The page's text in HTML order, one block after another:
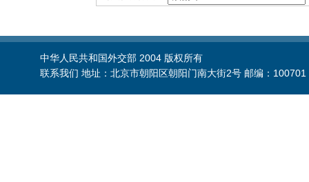
中华人民共和国外交部 2004 版权所有
联系我们 地址：北京市朝阳区朝阳门南大街2号 邮编：